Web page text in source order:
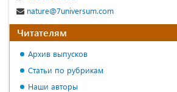
nature@7universum.com
Читателям
Архив выпусков
Статьи по рубрикам
Наши авторы